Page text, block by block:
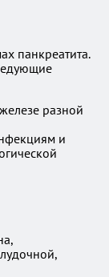
панкреатита.
разной
и